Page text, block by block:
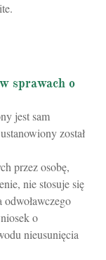
sprawach o
jest sam
został
przez osobę,
nie stosuje się
odwoławczego
o
nieusunięcia